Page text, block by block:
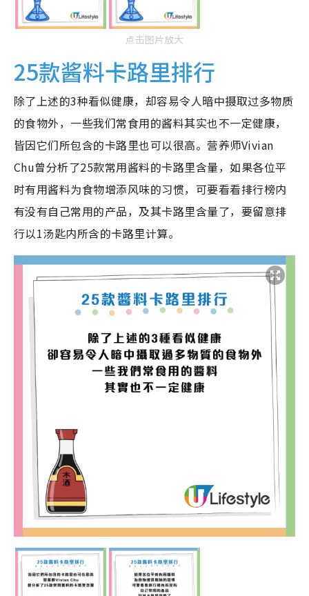
点击图片放大
25款酱料卡路里排行
除了上述的3种看似健康，却容易令人暗中摄取过多物质
的食物外，一些我们常食用的酱料其实也不一定健康，
皆因它们所包含的卡路里也可以很高。营养师Vivian
Chu曾分析了25款常用酱料的卡路里含量，如果各位平
时有用酱料为食物增添风味的习惯，可要看看排行榜内
有没有自己常用的产品，及其卡路里含量了，要留意排
行以1汤匙内所含的卡路里计算。